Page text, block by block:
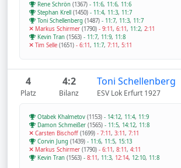
Rene Schrön (1367) - 11:6, 11:6, 11:6
Stephan Krell (1450) - 11:4, 11:3, 11:7
Toni Schellenberg (1487) - 11:7, 11:3, 11:7
Markus Schirmer (1790) - 9:11, 6:11, 11:2, 2:11
Kevin Tran (1563) - 11:7, 11:9, 11:8
Tim Selle (1651) - 6:11, 11:7, 7:11, 5:11
4
Platz
4:2
Bilanz
Toni Schellenberg
ESV Lok Erfurt 1927
Otabek Khalmetov (1153) - 14:12, 11:4, 11:9
Damon Schmeißer (1565) - 11:5, 14:12, 11:8
Carsten Bischoff (1699) - 7:11, 3:11, 7:11
Corvin Jung (1439) - 11:6, 11:5, 15:13
Markus Schirmer (1790) - 6:11, 8:11, 4:11
Kevin Tran (1563) - 8:11, 11:3, 12:14, 12:10, 11:8